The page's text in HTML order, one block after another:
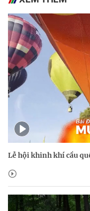
Lễ hội khinh khí cầu